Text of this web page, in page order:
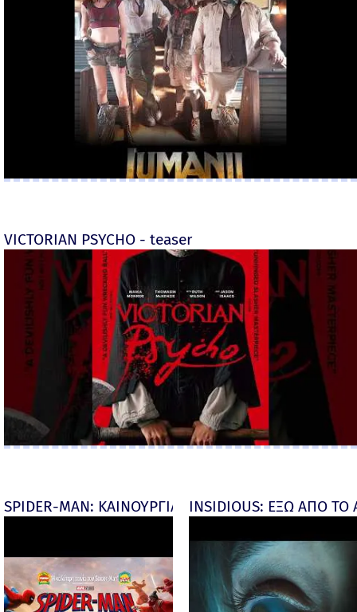
VICTORIAN PSYCHO - teaser
SPIDER-MAN: ΚΑΙΝΟΥΡΓΙΑ ΜΕΡΑ (Spider-Man:
INSIDIOUS: ΕΞΩ ΑΠΟ